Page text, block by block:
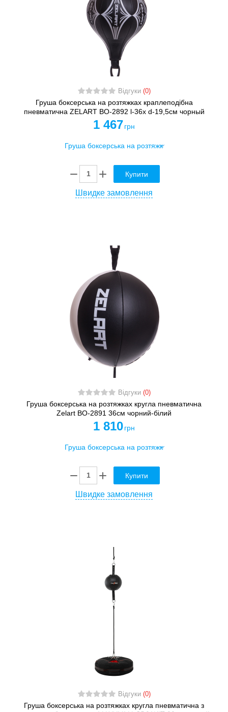
Відгуки (0)
Груша боксерська на розтяжках краплеподібна
пневматична ZELART BO-2892 l-36x d-19,5см чорный
1 467 грн
Купити
Швидке замовлення
Відгуки (0)
Груша боксерська на розтяжках кругла пневматична
Zelart BO-2891 36см чорний-білий
1 810 грн
Купити
Швидке замовлення
Відгуки (0)
Груша боксерська на розтяжках кругла пневматична з